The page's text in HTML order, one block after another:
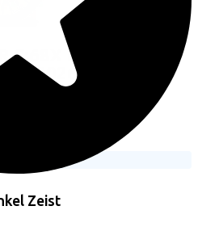
Zeist
C:68X PRO
(2026)